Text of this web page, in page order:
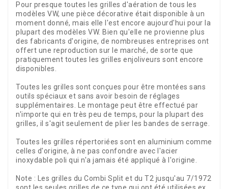
Pour presque toutes les grilles d'aération de tous les
modèles VW, une pièce décorative était disponible à un
moment donné, mais elle l'est encore aujourd'hui pour la
plupart des modèles VW. Bien qu'elle ne provienne plus
des fabricants d'origine, de nombreuses entreprises ont
offert une reproduction sur le marché, de sorte que
pratiquement toutes les grilles enjoliveurs sont encore
disponibles.
Toutes les grilles sont conçues pour être montées sans
outils spéciaux et sans avoir besoin de réglages
supplémentaires. Le montage peut être effectué par
n'importe qui en très peu de temps, pour la plupart des
grilles, il s'agit seulement de plier les bandes de serrage.
Toutes les grilles répertoriées sont en aluminium comme
celles d'origine, à ne pas confondre avec l'acier
inoxydable poli qui n'a jamais été appliqué à l'origine.
Note : Les grilles du Combi Split et du T2 jusqu'au 7/1972